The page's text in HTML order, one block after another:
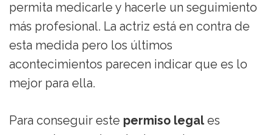
permita medicarle y hacerle un seguimiento
más profesional. La actriz está en contra de
esta medida pero los últimos
acontecimientos parecen indicar que es lo
mejor para ella.
Para conseguir este permiso legal es